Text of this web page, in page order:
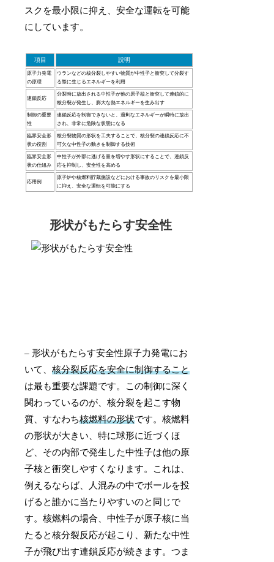
スクを最小限に抑え、安全な運転を可能
にしています。
項目 説明
原子力発電
の原理
ウランなどの核分裂しやすい物質が中性子と衝突して分裂す
る際に生じるエネルギーを利用
連鎖反応
分裂時に放出される中性子が他の原子核と衝突して連鎖的に
核分裂が発生し、膨大な熱エネルギーを生み出す
制御の重要
性
連鎖反応を制御できないと、過剰なエネルギーが瞬時に放出
され、非常に危険な状態になる
臨界安全形
状の役割
核分裂物質の形状を工夫することで、核分裂の連鎖反応に不
可欠な中性子の動きを制御する技術
臨界安全形
状の仕組み
中性子が外部に逃げる量を増やす形状にすることで、連鎖反
応を抑制し、安全性を高める
応用例
原子炉や核燃料貯蔵施設などにおける事故のリスクを最小限
に抑え、安全な運転を可能にする
形状がもたらす安全性
– 形状がもたらす安全性原子力発電にお
いて、核分裂反応を安全に制御すること
は最も重要な課題です。この制御に深く
関わっているのが、核分裂を起こす物
質、すなわち核燃料の形状です。核燃料
の形状が大きい、特に球形に近づくほ
ど、その内部で発生した中性子は他の原
子核と衝突しやすくなります。これは、
例えるならば、人混みの中でボールを投
げると誰かに当たりやすいのと同じで
す。核燃料の場合、中性子が原子核に当
たると核分裂反応が起こり、新たな中性
子が飛び出す連鎖反応が続きます。つま